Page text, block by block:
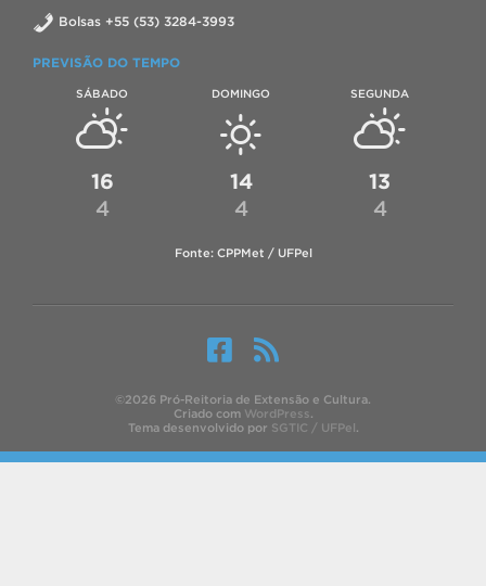
Bolsas +55 (53) 3284-3993
PREVISÃO DO TEMPO
SÁBADO
16
4
DOMINGO
14
4
SEGUNDA
13
4
Fonte: CPPMet / UFPel
©2026 Pró-Reitoria de Extensão e Cultura.
Criado com WordPress.
Tema desenvolvido por SGTIC / UFPel .